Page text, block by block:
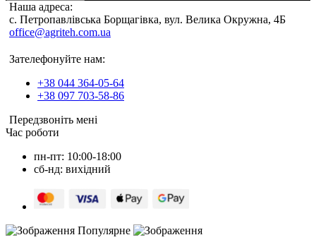
Наша адреса:
c. Петропавлівська Борщагівка, вул. Велика Окружна, 4Б
office@agriteh.com.ua
Зателефонуйте нам:
+38 044 364-05-64
+38 097 703-58-86
Передзвоніть мені
Час роботи
пн-пт: 10:00-18:00
сб-нд: вихідний
Популярне